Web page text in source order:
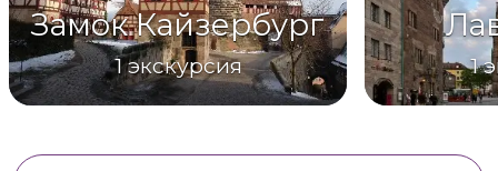
Замок Кайзербург
1 экскурсия 1